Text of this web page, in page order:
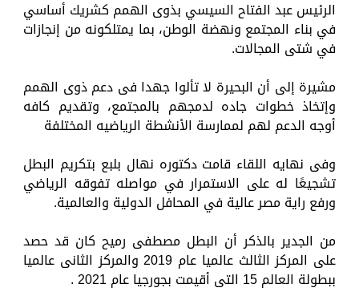
الرئيس عبد الفتاح السيسي بذوى الهمم كشريك أساسي
في بناء المجتمع ونهضة الوطن، بما يمتلكونه من إنجازات
في شتى المجالات.
مشيرة إلى أن البحيرة لا تألوا جهدا فى دعم ذوى الهمم
وإتخاذ خطوات جاده لدمجهم بالمجتمع، وتقديم كافه
أوجه الدعم لهم لممارسة الأنشطة الرياضيه المختلفة
وفى نهايه اللقاء قامت دكتوره نهال بلبع بتكريم البطل
تشجيعًا له على الاستمرار في مواصله تفوقه الرياضي
ورفع راية مصر عالية في المحافل الدولية والعالمية.
من الجدير بالذكر أن البطل مصطفى رميح كان قد حصد
على المركز الثالث عالميا عام 2019 والمركز الثانى عالميا
ببطولة العالم 15 التى أقيمت بجورجيا عام 2021 .